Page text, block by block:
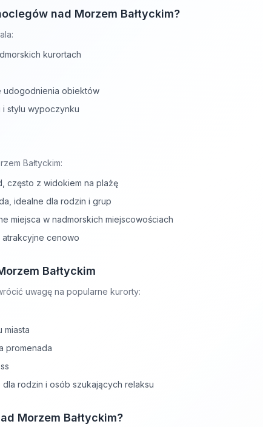
nad Morzem Bałtyckim?
kurortach
udogodnienia obiektów
stylu wypoczynku
Bałtyckim:
często z widokiem na plażę
idealne dla rodzin i grup
miejsca w nadmorskich miejscowościach
cenowo
Bałtyckim
uwagę na popularne kurorty:
miasta
promenada
rodzin i osób szukających relaksu
Morzem Bałtyckim?